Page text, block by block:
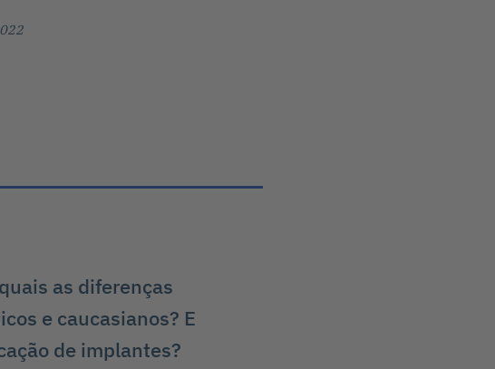
as diferenças
e caucasianos? E
de implantes?